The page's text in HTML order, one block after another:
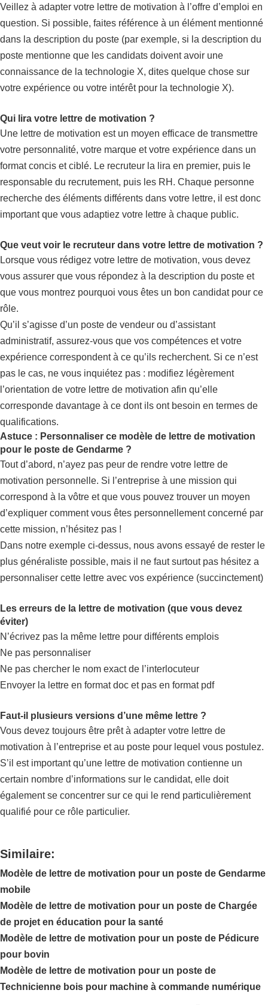
Veillez à adapter votre lettre de motivation à l’offre d’emploi en
question. Si possible, faites référence à un élément mentionné
dans la description du poste (par exemple, si la description du
poste mentionne que les candidats doivent avoir une
connaissance de la technologie X, dites quelque chose sur
votre expérience ou votre intérêt pour la technologie X).
Qui lira votre lettre de motivation ?
Une lettre de motivation est un moyen efficace de transmettre
votre personnalité, votre marque et votre expérience dans un
format concis et ciblé. Le recruteur la lira en premier, puis le
responsable du recrutement, puis les RH. Chaque personne
recherche des éléments différents dans votre lettre, il est donc
important que vous adaptiez votre lettre à chaque public.
Que veut voir le recruteur dans votre lettre de motivation ?
Lorsque vous rédigez votre lettre de motivation, vous devez
vous assurer que vous répondez à la description du poste et
que vous montrez pourquoi vous êtes un bon candidat pour ce
rôle.
Qu’il s’agisse d’un poste de vendeur ou d’assistant
administratif, assurez-vous que vos compétences et votre
expérience correspondent à ce qu’ils recherchent. Si ce n’est
pas le cas, ne vous inquiétez pas : modifiez légèrement
l’orientation de votre lettre de motivation afin qu’elle
corresponde davantage à ce dont ils ont besoin en termes de
qualifications.
Astuce : Personnaliser ce modèle de lettre de motivation
pour le poste de Gendarme ?
Tout d’abord, n’ayez pas peur de rendre votre lettre de
motivation personnelle. Si l’entreprise à une mission qui
correspond à la vôtre et que vous pouvez trouver un moyen
d’expliquer comment vous êtes personnellement concerné par
cette mission, n’hésitez pas !
Dans notre exemple ci-dessus, nous avons essayé de rester le
plus généraliste possible, mais il ne faut surtout pas hésitez a
personnaliser cette lettre avec vos expérience (succinctement)
Les erreurs de la lettre de motivation (que vous devez
éviter)
N’écrivez pas la même lettre pour différents emplois
Ne pas personnaliser
Ne pas chercher le nom exact de l’interlocuteur
Envoyer la lettre en format doc et pas en format pdf
Faut-il plusieurs versions d’une même lettre ?
Vous devez toujours être prêt à adapter votre lettre de
motivation à l’entreprise et au poste pour lequel vous postulez.
S’il est important qu’une lettre de motivation contienne un
certain nombre d’informations sur le candidat, elle doit
également se concentrer sur ce qui le rend particulièrement
qualifié pour ce rôle particulier.
Similaire:
Modèle de lettre de motivation pour un poste de Gendarme
mobile
Modèle de lettre de motivation pour un poste de Chargée
de projet en éducation pour la santé
Modèle de lettre de motivation pour un poste de Pédicure
pour bovin
Modèle de lettre de motivation pour un poste de
Technicienne bois pour machine à commande numérique